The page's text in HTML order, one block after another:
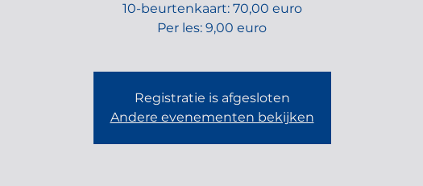
10-beurtenkaart: 70,00 euro
Per les: 9,00 euro
Registratie is afgesloten
Andere evenementen bekijken